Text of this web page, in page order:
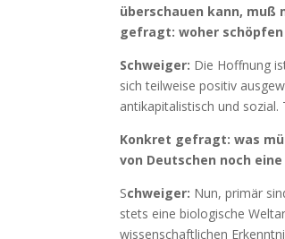
überschauen kann, muß
gefragt: woher schöpfen
Schweiger: Die Hoffnung
sich teilweise positiv
antikapitalistisch und
Konkret gefragt: was
von Deutschen noch
Schweiger: Nun, primär
stets eine biologische
wissenschaftlichen